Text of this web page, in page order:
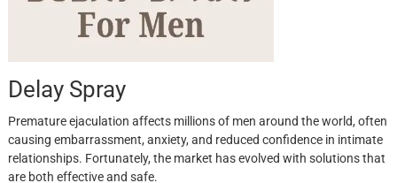
Delay Spray
Premature ejaculation affects millions of men around the world, often
causing embarrassment, anxiety, and reduced confidence in intimate
relationships. Fortunately, the market has evolved with solutions that
are both effective and safe.